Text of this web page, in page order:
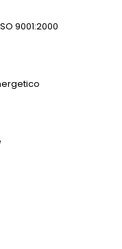
9001:2000